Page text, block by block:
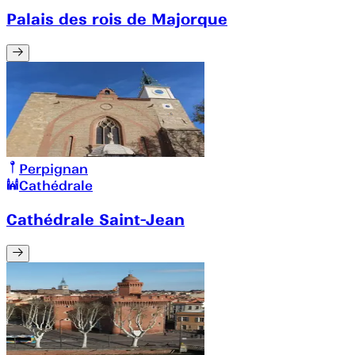
Palais des rois de Majorque
Perpignan
Cathédrale
Cathédrale Saint-Jean